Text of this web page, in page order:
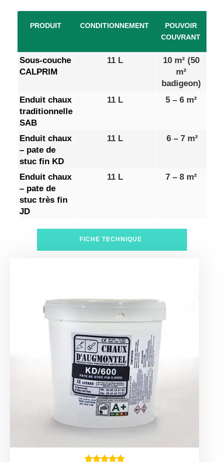
PRODUIT CONDITIONNEMENT
POUVOIR
COUVRANT
Sous-couche
CALPRIM
11 L
10 m² (50
m²
badigeon)
Enduit chaux
traditionnelle
SAB
11 L 5 – 6 m²
Enduit chaux
– pate de
stuc fin KD
11 L 6 – 7 m²
Enduit chaux
– pate de
stuc très fin
JD
11 L 7 – 8 m²
FICHE TECHNIQUE